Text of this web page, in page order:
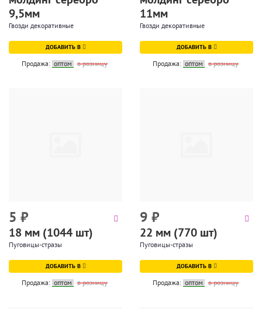
9,5мм
Гвозди декоративные
ДОБАВИТЬ В
Продажа: оптом в розницу
11мм
Гвозди декоративные
ДОБАВИТЬ В
Продажа: оптом в розницу
5 ₽
18 мм (1044 шт)
Пуговицы-стразы
ДОБАВИТЬ В
Продажа: оптом в розницу
9 ₽
22 мм (770 шт)
Пуговицы-стразы
ДОБАВИТЬ В
Продажа: оптом в розницу